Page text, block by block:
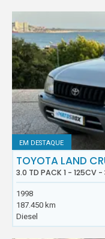
EM DESTAQUE
TOYOTA LAND
3.0 TD PACK 1 - 125CV -
1998
187.450 km
Diesel